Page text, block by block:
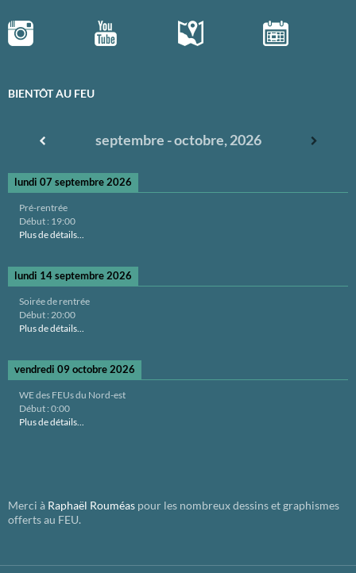
BIENTÔT AU FEU
septembre - octobre, 2026
lundi 07 septembre 2026
Pré-rentrée
Début : 19:00
Plus de détails...
lundi 14 septembre 2026
Soirée de rentrée
Début : 20:00
Plus de détails...
vendredi 09 octobre 2026
WE des FEUs du Nord-est
Début : 0:00
Plus de détails...
Merci à Raphaël Rouméas pour les nombreux dessins et graphismes
offerts au FEU.